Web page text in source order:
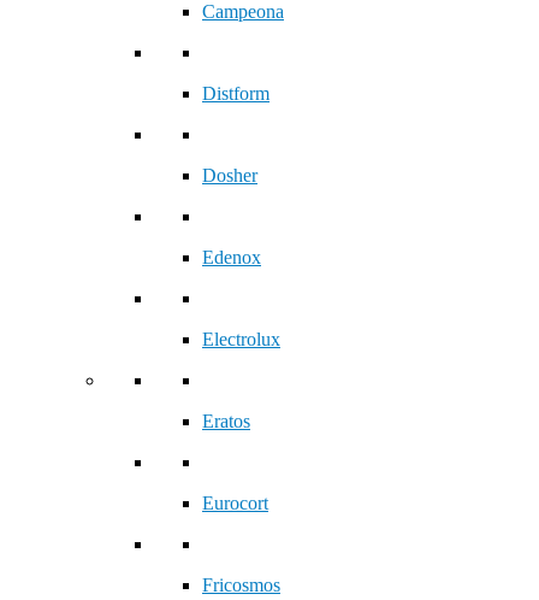
Campeona
Distform
Dosher
Edenox
Electrolux
Eratos
Eurocort
Fricosmos